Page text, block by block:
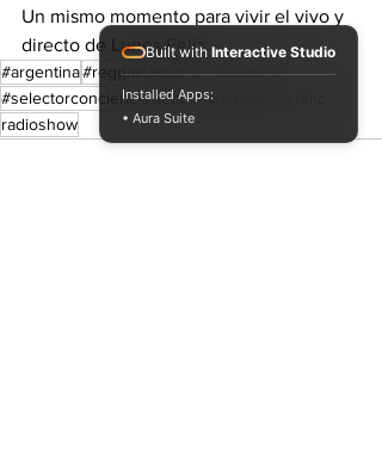
Un mismo momento para vivir el vivo y
directo de Lunes Feliz.
#argentina#reggae#dublive#dubwise
#selectorconcienciadubbing
radioshow
Built with Interactive Studio
Installed Apps:
• Aura Suite